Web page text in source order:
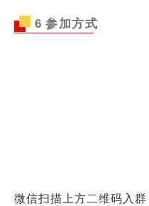
6 参加方式
微信扫描上方二维码入